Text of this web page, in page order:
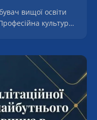
вищої освіти
культура